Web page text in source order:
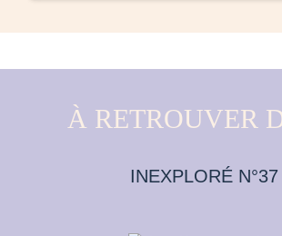
À RETROUVER
INEXPLORÉ N°37